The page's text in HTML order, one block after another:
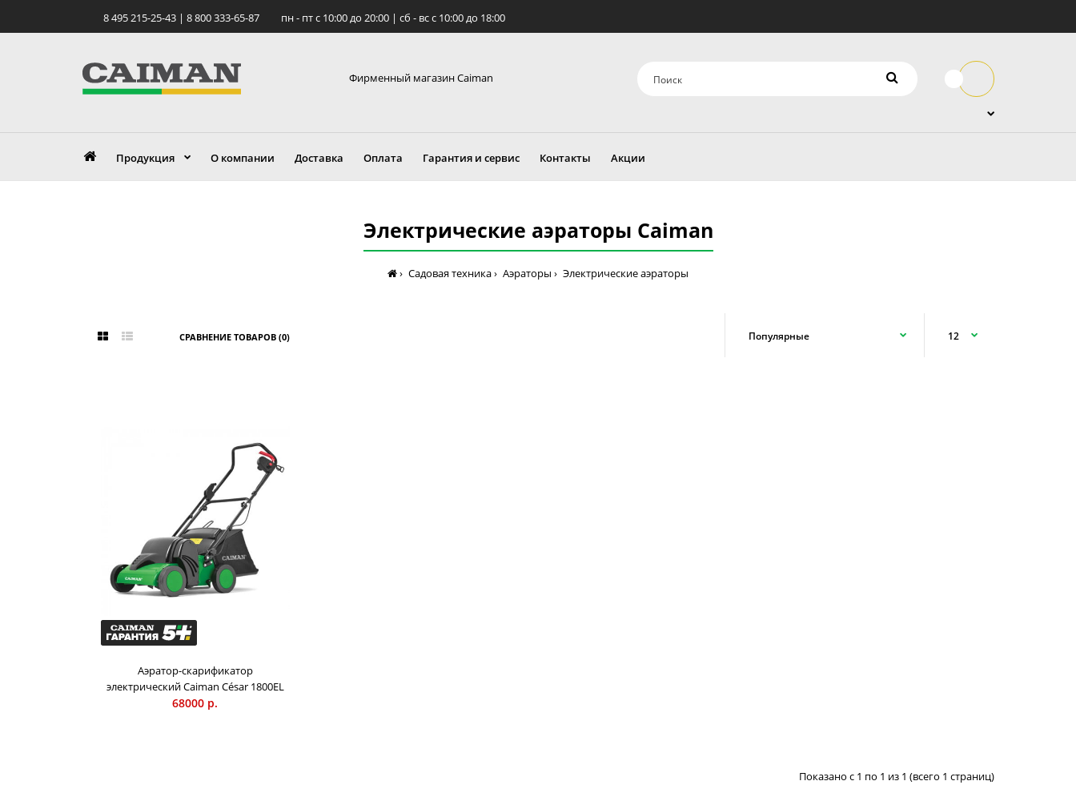
8 495 215-25-43 | 8 800 333-65-87 пн - пт c 10:00 до 20:00 | сб - вс c 10:00 до 18:00
Фирменный магазин Caiman
Продукция О компании Доставка Оплата Гарантия и сервис Контакты Акции
Электрические аэраторы Caiman
Садовая техника Аэраторы Электрические аэраторы
СРАВНЕНИЕ ТОВАРОВ (0)
Аэратор-скарификатор
электрический Caiman César 1800EL
68000 р.
Показано с 1 по 1 из 1 (всего 1 страниц)